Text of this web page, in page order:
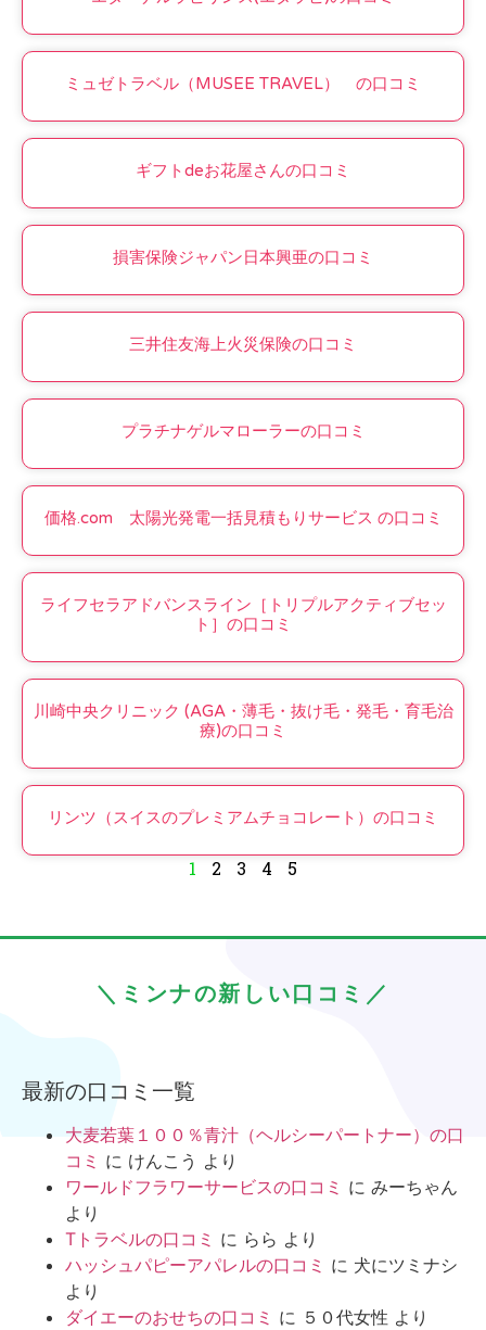
ミュゼトラベル（MUSEE TRAVEL） の口コミ
ギフトdeお花屋さんの口コミ
損害保険ジャパン日本興亜の口コミ
三井住友海上火災保険の口コミ
プラチナゲルマローラーの口コミ
価格.com 太陽光発電一括見積もりサービス の口コミ
ライフセラアドバンスライン［トリプルアクティブセッ
ト］の口コミ
川崎中央クリニック (AGA・薄毛・抜け毛・発毛・育毛治
療)の口コミ
リンツ（スイスのプレミアムチョコレート）の口コミ
1 2 3 4 5
＼ミンナの新しい口コミ／
最新の口コミ一覧
大麦若葉１００％青汁（ヘルシーパートナー）の口
コミ に けんこう より
ワールドフラワーサービスの口コミ に みーちゃん
より
Tトラベルの口コミ に らら より
ハッシュパピーアパレルの口コミ に 犬にツミナシ
より
ダイエーのおせちの口コミ に ５０代女性 より